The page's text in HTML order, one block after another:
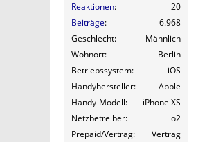
Reaktionen
20
Beiträge
6.968
Geschlecht
Männlich
Wohnort
Berlin
Betriebssystem
iOS
Handyhersteller
Apple
Handy-Modell
iPhone XS
Netzbetreiber
o2
Prepaid/Vertrag
Vertrag